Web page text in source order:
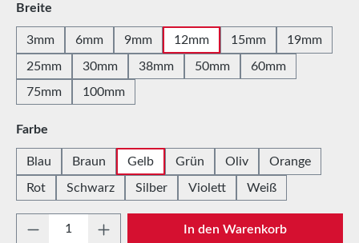
Breite
3mm 6mm 9mm 12mm 15mm 19mm
25mm 30mm 38mm 50mm
60mm
75mm
100mm
Farbe
Blau Braun Gelb Grün Oliv Orange
Rot Schwarz Silber Violett Weiß
Produkt Anzahl: Gib den gewünschten
In den Warenkorb